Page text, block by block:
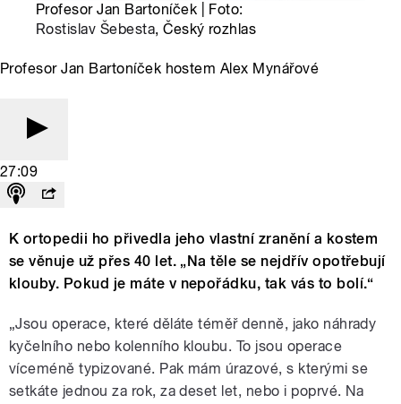
Profesor Jan Bartoníček | Foto:
Rostislav Šebesta, Český rozhlas
Profesor Jan Bartoníček hostem Alex Mynářové
27:09
K ortopedii ho přivedla jeho vlastní zranění a kostem
se věnuje už přes 40 let. „Na těle se nejdřív opotřebují
klouby. Pokud je máte v nepořádku, tak vás to bolí.“
„Jsou operace, které děláte téměř denně, jako náhrady
kyčelního nebo kolenního kloubu. To jsou operace
víceméně typizované. Pak mám úrazové, s kterými se
setkáte jednou za rok, za deset let, nebo i poprvé. Na